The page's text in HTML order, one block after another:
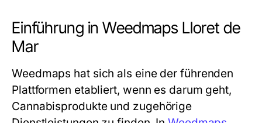
Einführung in Weedmaps Lloret de
Mar
Weedmaps hat sich als eine der führenden
Plattformen etabliert, wenn es darum geht,
Cannabisprodukte und zugehörige